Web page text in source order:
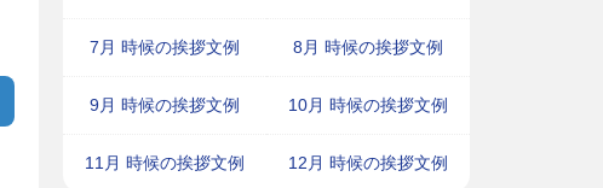
7月 時候の挨拶文例 8月 時候の挨拶文例
9月 時候の挨拶文例 10月 時候の挨拶文例
11月 時候の挨拶文例 12月 時候の挨拶文例